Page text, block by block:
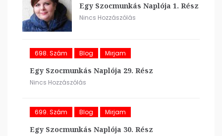
Egy Szocmunkás Naplója 1. Rész
Nincs Hozzászólás
698. Szám Blog Mirjam
Egy Szocmunkás Naplója 29. Rész
Nincs Hozzászólás
699. Szám Blog Mirjam
Egy Szocmunkás Naplója 30. Rész